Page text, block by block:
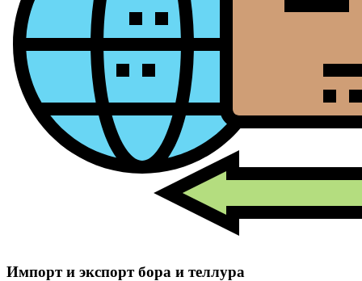
Импорт и экспорт бора и теллура